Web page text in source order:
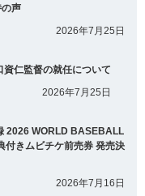
声
2026年7月25日
仁監督の就任について
2026年7月25日
2026 WORLD BASEBALL
きムビチケ前売券 発売決
2026年7月16日